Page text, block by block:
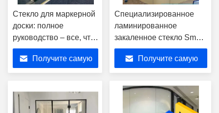
Стекло для маркерной
доски: полное
руководство – все, что
вам нужно знать
Получите самую
Специализированное
ламинированное
закаленное стекло Smart
Magic Privacy Protection
PDLC
Получите самую